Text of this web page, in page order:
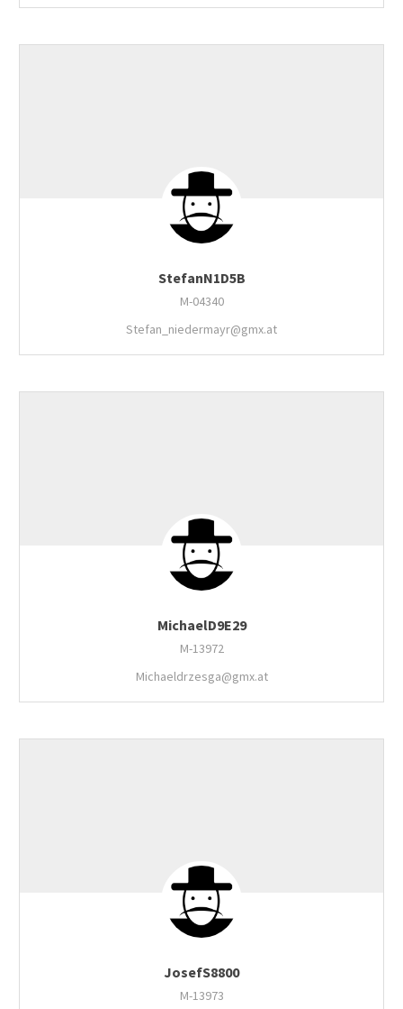
StefanN1D5B
M-04340
Stefan_niedermayr@gmx.at
MichaelD9E29
M-13972
Michaeldrzesga@gmx.at
JosefS8800
M-13973